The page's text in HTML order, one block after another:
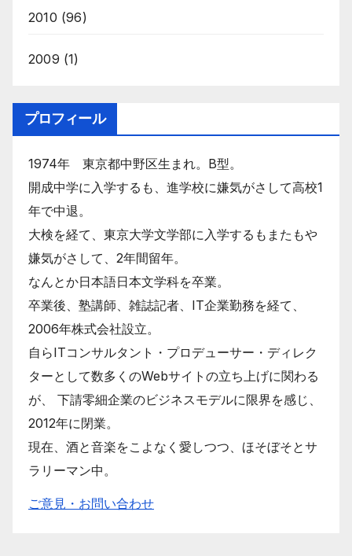
2010 (96)
2009 (1)
プロフィール
1974年 東京都中野区生まれ。B型。
開成中学に入学するも、進学校に嫌気がさして高校1
年で中退。
大検を経て、東京大学文学部に入学するもまたもや
嫌気がさして、2年間留年。
なんとか日本語日本文学科を卒業。
卒業後、塾講師、雑誌記者、IT企業勤務を経て、
2006年株式会社設立。
自らITコンサルタント・プロデューサー・ディレク
ターとして数多くのWebサイトの立ち上げに関わる
が、 下請零細企業のビジネスモデルに限界を感じ、
2012年に閉業。
現在、酒と音楽をこよなく愛しつつ、ほそぼそとサ
ラリーマン中。
ご意見・お問い合わせ